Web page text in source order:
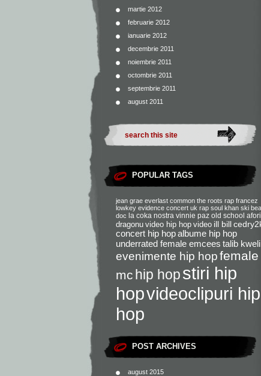
martie 2012
februarie 2012
ianuarie 2012
decembrie 2011
noiembrie 2011
octombrie 2011
septembrie 2011
august 2011
POPULAR TAGS
jean grae everlast common the roots rap francez
lowkey evidence concert uk rap soul khan ski
doc la coka nostra vinnie paz old school
dragonu video hip hop video ill bill
concert hip hopalbume hip hop
underrated female emcees talib kweli
evenimente hip hopfemale
mc hip hopstiri hip
hopvideoclipuri hip
hop
POST ARCHIVES
august 2015